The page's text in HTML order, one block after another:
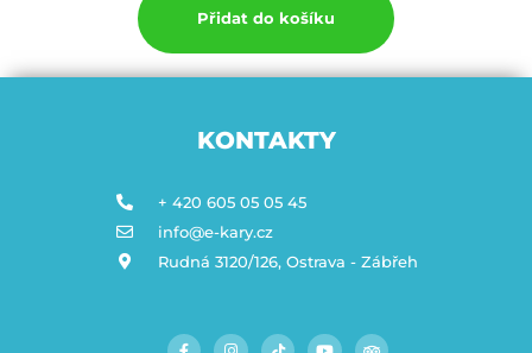
Přidat do košíku
KONTAKTY
+ 420 605 05 05 45
info@e-kary.cz
Rudná 3120/126, Ostrava - Zábřeh